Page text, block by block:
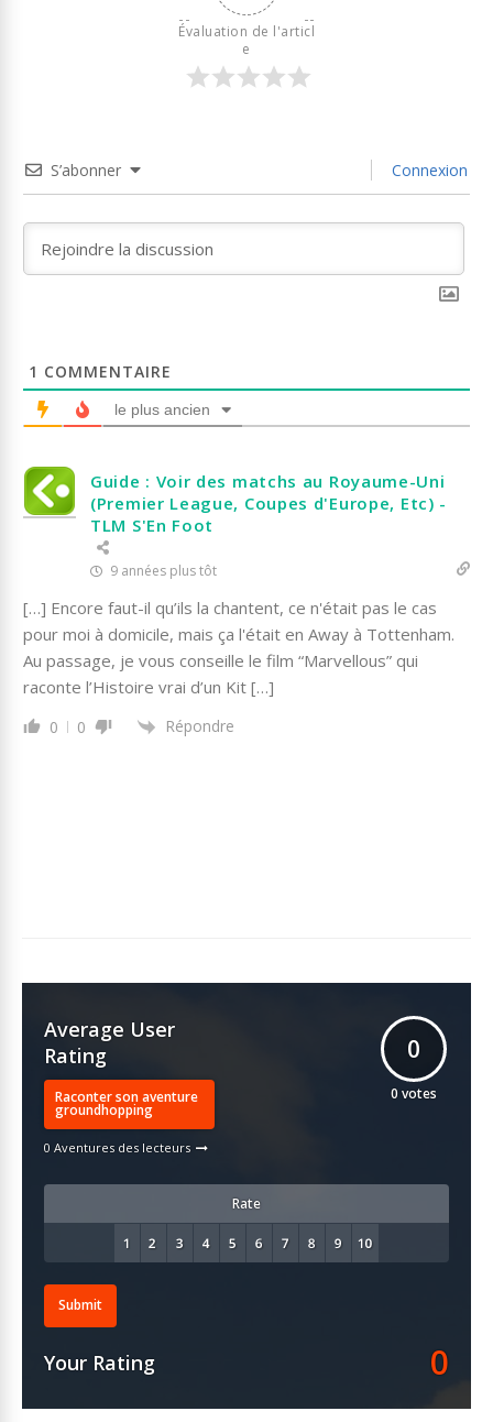
Évaluation de l'articl
e
S’abonner Connexion
1 COMMENTAIRE
le plus ancien
Guide : Voir des matchs au Royaume-Uni
(Premier League, Coupes d'Europe, Etc) -
TLM S'En Foot
9 années plus tôt
[…] Encore faut-il qu’ils la chantent, ce n'était pas le cas
pour moi à domicile, mais ça l'était en Away à Tottenham.
Au passage, je vous conseille le film “Marvellous” qui
raconte l’Histoire vrai d’un Kit […]
0 0 Répondre
Average User
Rating
Raconter son aventure
groundhopping
0 Aventures des lecteurs
0
0 votes
Rate
Submit
Your Rating 0